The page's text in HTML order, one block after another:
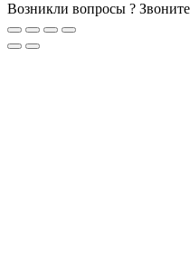
Возникли вопросы ?